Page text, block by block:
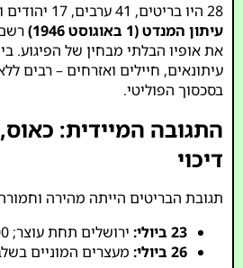
28 היו בריטים, 41 ערבים, 17 יהודים ו־5 מלאומים אחרים.
עיתון המנדט (1 באוגוסט 1946)
את אופיו הבלתי מבחין של הפיגוע.
עיתונאים, חיילים ואזרחים – רבים
בסכסוך הפוליטי.
התגובה המיידית: כאוס,
דיכוי
תגובת הבריטים הייתה מהירה
23 ביולי:
ירושלים תחת עוצר; 17,000 חיילים הוצבו.
26 ביולי:
מעצרים המוניים